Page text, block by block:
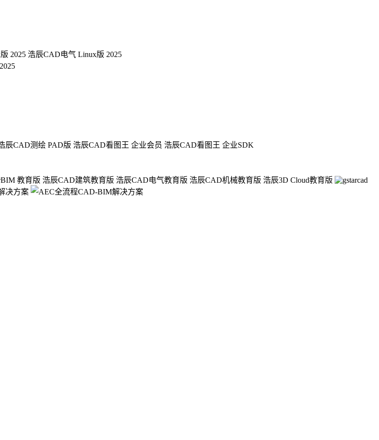
2025 浩辰CAD电气 Linux版 2025
辰CAD测绘 PAD版 浩辰CAD看图王 企业会员 浩辰CAD看图王 企业SDK
教育版 浩辰CAD建筑教育版 浩辰CAD电气教育版 浩辰CAD机械教育版 浩辰3D Cloud教育版